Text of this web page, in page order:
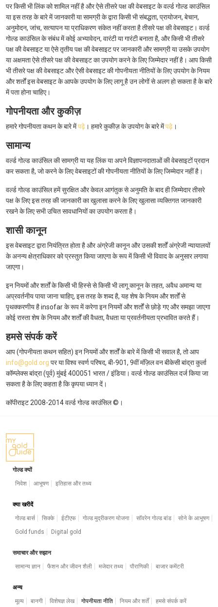
पर किसी भी लिंक को शामिल नहीं है और ऐसे तीसरे पक्ष की वेबसाइट के वर्ल्ड गोल्ड काउंसिल
या इस तरह के बारे में जानकारी या सामग्री के द्वारा किसी भी संबद्धता, प्रायोजन, बेचान,
अनुमोदन, जांच, सत्यापन या प्राधिकरण संकेत नहीं करता है तीसरे पक्ष की वेबसाइट। वर्ल्ड
गोल्ड काउंसिल के संबंध में कोई अभ्यावेदन, वारंटी या गारंटी बनाता है, और किसी भी तीसरे
पक्ष की वेबसाइट या ऐसे तृतीय पक्ष की वेबसाइट पर जानकारी और सामग्री या उसके उपयोग
या अक्षमता ऐसे तीसरे पक्ष की वेबसाइट का उपयोग करने के लिए जिम्मेदार नहीं है। आप किसी
भी तीसरे पक्ष की वेबसाइट और ऐसी वेबसाइट की गोपनीयता नीतियों के लिए उपयोग के नियम
और शर्तों इस वेबसाइट के आपके उपयोग के लिए लागू है उन लोगों से अलग हो सकता है के बारे
में पता होना चाहिए।
गोपनीयता और कुकीज़
हमारे गोपनीयता कथन के बारे मेंपढ़े । हमारे कुकीज़ के उपयोग के बारे मेंपढ़े ।
सामान्य
वर्ल्ड गोल्ड काउंसिल की सामग्री या यह लिंक या अपने विज्ञापनदाताओं की वेबसाइटों प्रदान
कर सकता है, जो करने के लिए वेबसाइटों की गोपनीयता नीतियों के लिए जिम्मेदार नहीं है।
वर्ल्ड गोल्ड काउंसिल हमें सुरक्षित और केवल आगंतुक से अनुमति के बाद ही जिम्मेदार तीसरे
पक्ष के लिए इस तरह की जानकारी का खुलासा करने के लिए खुलासा व्यक्तिगत जानकारी
रखने के लिए सभी उचित सावधानियों का उपयोग करता है।
शासी कानून
इस वेबसाइट द्वारा नियंत्रित होता है और अंग्रेजी कानून और उसकी शर्तों अंग्रेजी न्यायालयों
के अनन्य क्षेत्राधिकार को प्रस्तुत किया जाएगा के रूप में किसी भी विवाद के अनुसार लगाया
जाएगा।
इन नियमों और शर्तों के किसी भी हिस्से से किसी भी लागू कानून के तहत, अवैध अमान्य या
अप्रवर्तनीय पाया जाना चाहिए, इस तरह के शब्द है, यह शेष के नियम और शर्तों से
पृथक्करणीय है insofar के रूप में करेगा इन नियमों और शर्तों से छोड़े गए और समझा जाएगा
कोई रास्ता शेष के नियम और शर्तों की वैधता, वैधता या प्रवर्तनीयता प्रभावित करते हैं।
हमसे संपर्क करें
आप (गोपनीयता कथन सहित) इन नियमों और शर्तों के बारे में किसी भी सवाल है, तो आप
info@gold.org पर या विश्व स्वर्ण परिषद, बी-901, 9वीं मंज़िल वन बीकेसी बांद्रा कुर्ला
कॉम्प्लेक्स बांद्रा (पूर्व) मुंबई 400051 भारत / इंडिया। वर्ल्ड गोल्ड काउंसिल दर्ज किया जा
सकता है के लिए कहता है कि कृपया ध्यान दें।
कॉपीराइट 2008-2014 वर्ल्ड गोल्ड काउंसिल ©।
गोल्ड क्यों
निवेश
आभूषण इतिहास और तथ्य
क्या खरीदें
गोल्ड बार्स
सिक्के ईटीएफ गोल्ड मुद्रीकरण योजना सॉवरेन गोल्ड बांड
सोने के आभूषण
Gold funds
Digital gold
समाचार और रुझान
सामान्य ज्ञान
फैशन और जीवन शैली मजेदार तथ्य पौराणिकी बाजार कमेंटरी
अन्य
मूल्य
बानगी विशेषज्ञ लेख गोपनीयता नीति नियम और शर्तें हमसे संपर्क करें